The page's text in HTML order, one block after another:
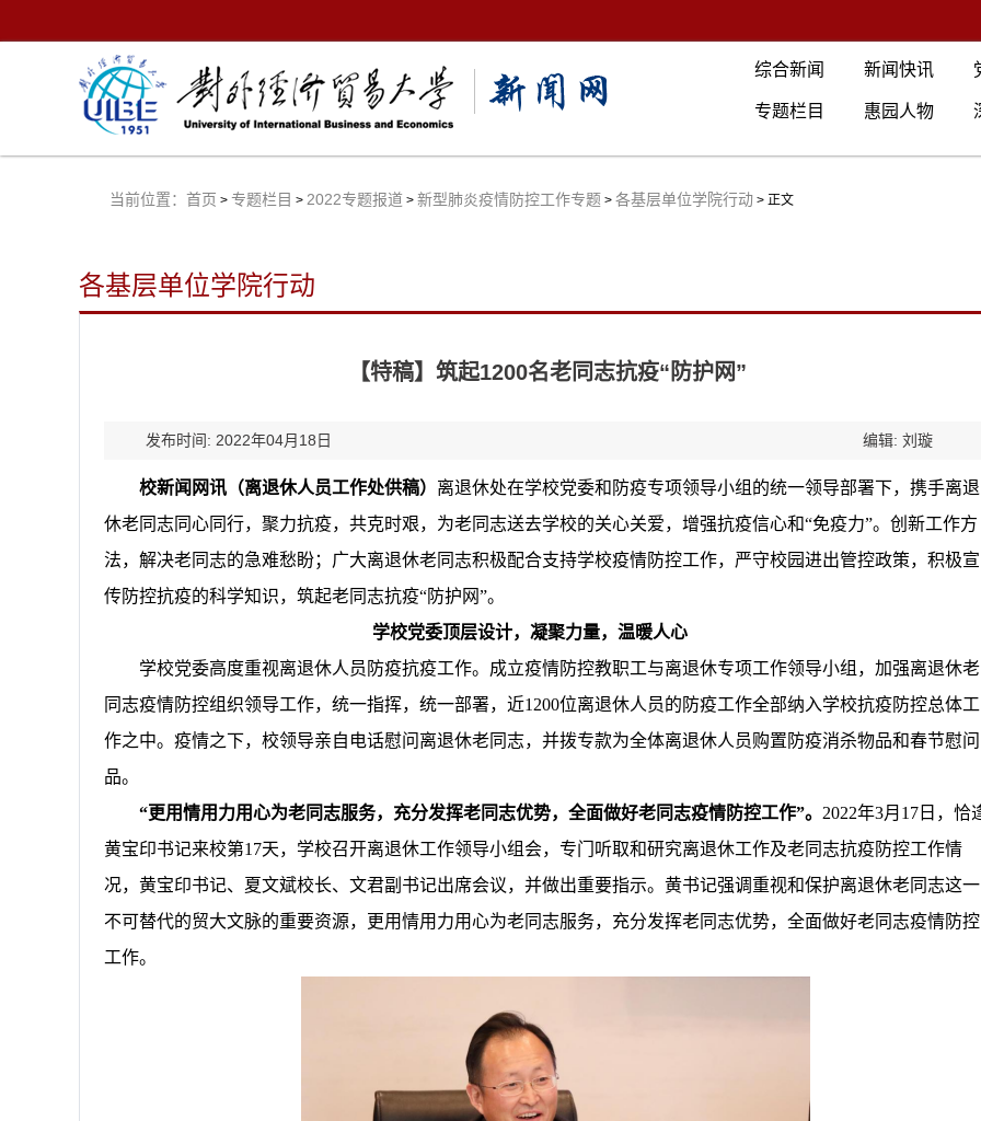
综合新闻 新闻快讯
专题栏目 惠园人物
当前位置： 首页 > 专题栏目 > 2022专题报道 > 新型肺炎疫情防控工作专题 > 各基层单位学院行动 > 正文
各基层单位学院行动
【特稿】筑起1200名老同志抗疫“防护网”
发布时间: 2022年04月18日 编辑: 刘璇
校新闻网讯（离退休人员工作处供稿） 离退休处在学校党委和防疫专项领导小组的统一领导部署下，携手离退
休老同志同心同行，聚力抗疫，共克时艰，为老同志送去学校的关心关爱，增强抗疫信心和“免疫力”。创新工作方
法，解决老同志的急难愁盼； 广大离退休老同志积极配合支持学校疫情防控工作， 严守校园进出管控政策，积极宣
传防控抗疫的科学知识，筑起老同志抗疫“防护网”。
学校党委顶层设计，凝聚力量，温暖人心
学校党委高度重视离退休人员防疫抗疫工作。成立疫情防控教职工与离退休专项工作领导小组，加强离退休老
同志疫情防控组织领导工作，统一指挥，统一部署，近1200位离退休人员的防疫工作全部纳入学校抗疫防控总体工
作之中。疫情之下，校领导亲自电话慰问离退休老同志，并拨专款为全体离退休人员购置防疫消杀物品和春节慰问
品。
“更用情用力用心为老同志服务，充分发挥老同志优势，全面做好老同志疫情防控工作”。 2022年3月 17 日，恰
黄宝印书记来校第17天，学校召开离退休工作领导小组会，专门听取和研究离退休工作及老同志抗疫防控工作情
况，黄宝印书记、夏文斌校长、文君副书记出席会议，并做出重要指示。黄书记强调重视和保护离退休老同志这一
不可替代的贸大文脉的重要资源，更用情用力用心为老同志服务，充分发挥老同志优势，全面做好老同志疫情防控
工作。